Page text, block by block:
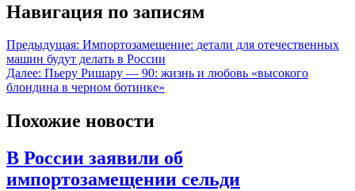
Навигация по записям
Предыдущая: Импортозамещение: детали для отечественных
машин будут делать в России
Далее: Пьеру Ришару — 90: жизнь и любовь «высокого
блондина в черном ботинке»
Похожие новости
В России заявили об
импортозамещении сельди